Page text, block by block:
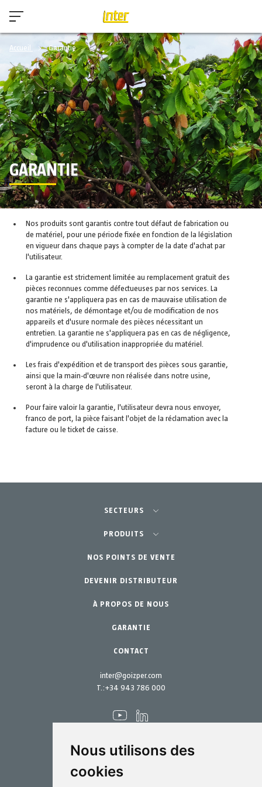
Nous utilisons des
cookies
Accueil Garantie
GARANTIE
Nos produits sont garantis contre tout défaut de fabrication ou
de matériel, pour une période fixée en fonction de la législation
en vigueur dans chaque pays à compter de la date d'achat par
l'utilisateur.
La garantie est strictement limitée au remplacement gratuit des
pièces reconnues comme défectueuses par nos services. La
garantie ne s'appliquera pas en cas de mauvaise utilisation de
nos matériels, de démontage et/ou de modification de nos
appareils et d'usure normale des pièces nécessitant un
entretien. La garantie ne s'appliquera pas en cas de négligence,
d'imprudence ou d'utilisation inappropriée du matériel.
Les frais d'expédition et de transport des pièces sous garantie,
ainsi que la main-d'œuvre non réalisée dans notre usine,
seront à la charge de l'utilisateur.
Pour faire valoir la garantie, l'utilisateur devra nous envoyer,
franco de port, la pièce faisant l'objet de la réclamation avec la
facture ou le ticket de caisse.
inter@goizper.com
T.:+34 943 786 000
SECTEURS
Agriculture-Horticulture
Jardinage Professionnel
Jardin Particulier
PRODUITS
Équipements
Accessoires
Pièces de rechange
Kits d´entretien
NOS POINTS DE VENTE
DEVENIR DISTRIBUTEUR
À PROPOS DE NOUS
GARANTIE
CONTACT